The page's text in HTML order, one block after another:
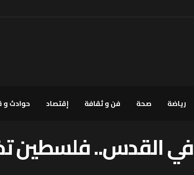
رياضة صحة فن و ثقافة إقتصاد حوادث و
القدس.. فلسطين